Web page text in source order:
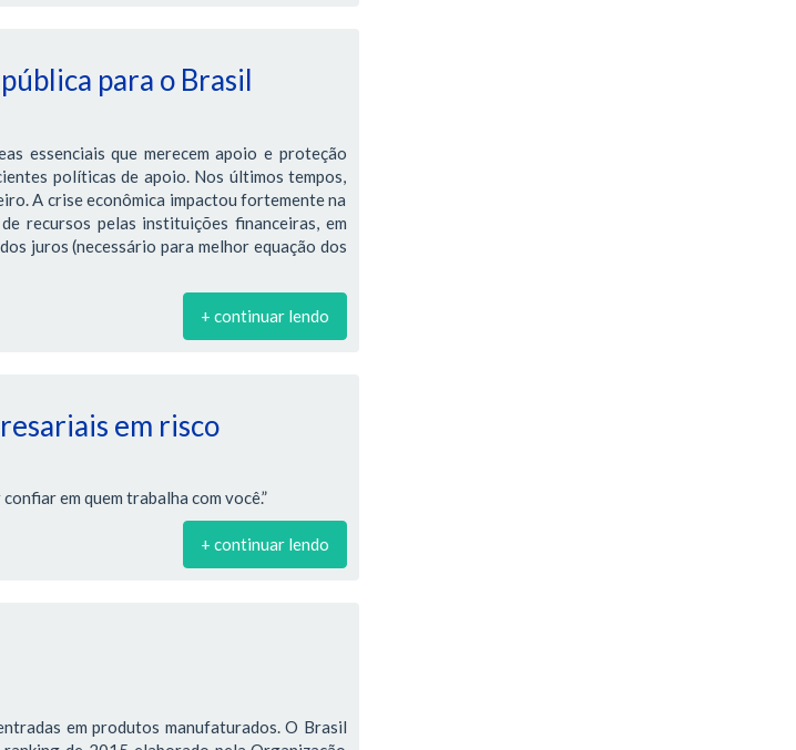
para o Brasil
essenciais que merecem apoio e proteção
políticas de apoio. Nos últimos tempos,
A crise econômica impactou fortemente na
recursos pelas instituições financeiras, em
juros (necessário para melhor equação dos
+ continuar lendo
em risco
em quem trabalha com você.”
+ continuar lendo
em produtos manufaturados. O Brasil